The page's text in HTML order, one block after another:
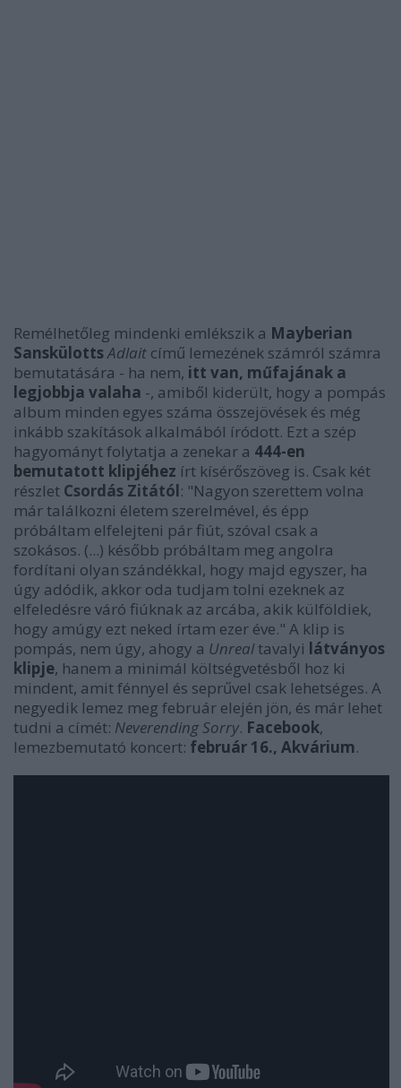
Remélhetőleg mindenki emlékszik a Mayberian
SanskülottsAdlait című lemezének számról számra
bemutatására - ha nem, itt van, műfajának a
legjobbja valaha -, amiből kiderült, hogy a pompás
album minden egyes száma összejövések és még
inkább szakítások alkalmából íródott. Ezt a szép
hagyományt folytatja a zenekar a 444-en
bemutatott klipjéhez írt kísérőszöveg is. Csak két
részlet Csordás Zitától: "Nagyon szerettem volna
már találkozni életem szerelmével, és épp
próbáltam elfelejteni pár fiút, szóval csak a
szokásos. (...) később próbáltam meg angolra
fordítani olyan szándékkal, hogy majd egyszer, ha
úgy adódik, akkor oda tudjam tolni ezeknek az
elfeledésre váró fiúknak az arcába, akik külföldiek,
hogy amúgy ezt neked írtam ezer éve." A klip is
pompás, nem úgy, ahogy a Unrealtavalyi látványos
klipje, hanem a minimál költségvetésből hoz ki
mindent, amit fénnyel és seprűvel csak lehetséges. A
negyedik lemez meg február elején jön, és már lehet
tudni a címét: Neverending Sorry. Facebook,
lemezbemutató koncert: február 16., Akvárium.